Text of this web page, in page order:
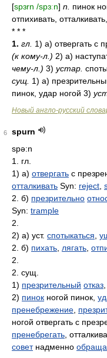
[spɜrn /spɜːn] n. пинок
отпихивать,
* * *
1. гл. 1) а) отвергать с
(к кому-л.) 2) а)
чему-л.) 3) устар.
сущ. 1) а)
пинок, удар ногой 3)
Новый англо-русский
6
spurn
spə:n
1. гл.
1) а) отвергать с
отталкивать Syn: reject
2. б) презрительно
Syn: trample
2.
2) а) уст. спотыкаться
2. б) пихать лягать
2.
2. сущ.
1) презрительный отказ
2) пинок ногой пинок,
пренебрежение
ногой отвергать с
пренебрегать ,
советнадменно